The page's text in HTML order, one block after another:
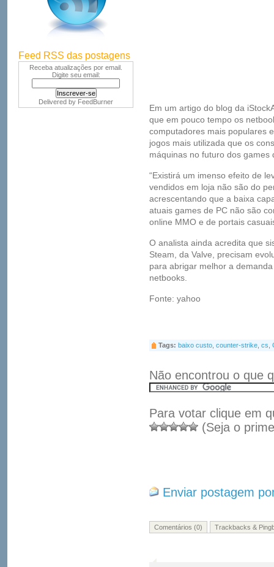
Feed RSS das postagens
Receba atualizações por email.
Digite seu email:
Delivered by FeedBurner
Em um artigo do blog da
que em pouco tempo os
computadores mais populares
jogos mais utilizada que os
máquinas no futuro dos games
“Existirá um imenso efeito de
vendidos em loja não são do
acrescentando que a baixa
atuais games de PC não são
online MMO e de portais
O analista ainda acredita que
Steam, da Valve, precisam
para abrigar melhor a
netbooks.
Fonte: yahoo
Tags: baixo custo counter-strike cs
Não encontrou o que
Para votar clique em
(Seja o
Enviar postagem
Comentários (0) Trackbacks &